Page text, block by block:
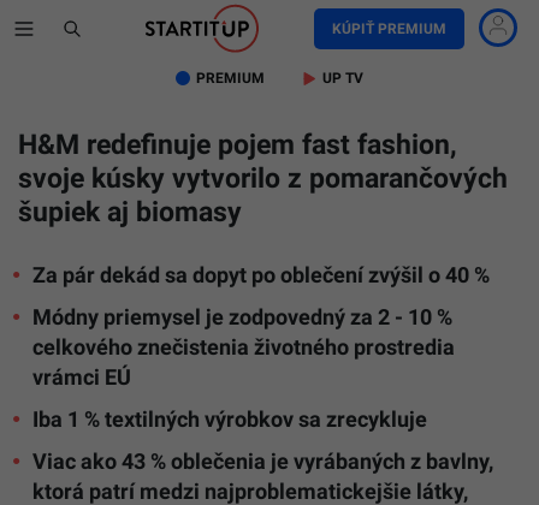
KÚPIŤ PREMIUM
PREMIUM UP TV
H&M redefinuje pojem fast fashion,
svoje kúsky vytvorilo z pomarančových
šupiek aj biomasy
Za pár dekád sa dopyt po oblečení zvýšil o 40 %
Módny priemysel je zodpovedný za 2 - 10 %
celkového znečistenia životného prostredia
vrámci EÚ
Iba 1 % textilných výrobkov sa zrecykluje
Viac ako 43 % oblečenia je vyrábaných z bavlny,
ktorá patrí medzi najproblematickejšie látky,